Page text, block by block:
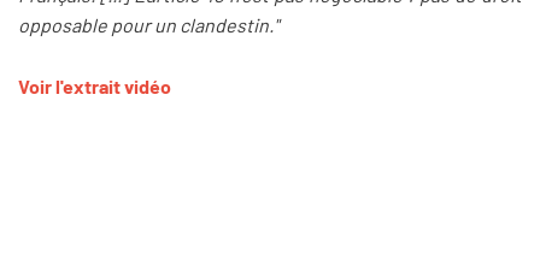
opposable pour un clandestin."
Voir l'extrait vidéo